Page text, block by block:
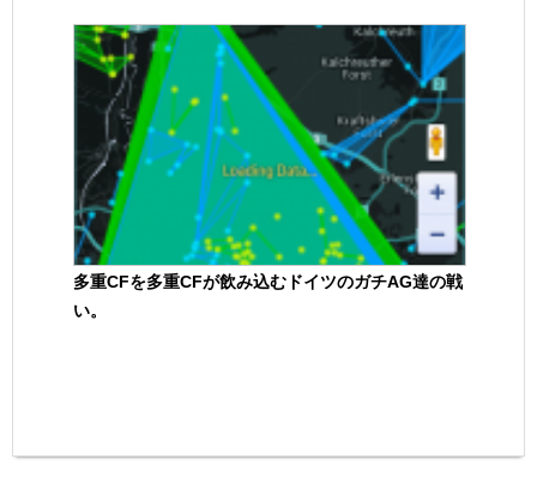
多重CFを多重CFが飲み込むドイツのガチAG達の戦
い。